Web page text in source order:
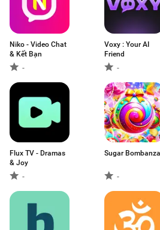
Niko - Video Chat
& Kết Bạn
-
Voxy : Your AI
Friend
-
Flux TV - Dramas
& Joy
-
Sugar Bombanza
-